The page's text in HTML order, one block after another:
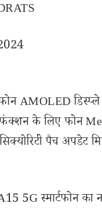
AMOLED
फंक्शन के लिए फोन
पैच अपडेट
स्मार्टफोन का